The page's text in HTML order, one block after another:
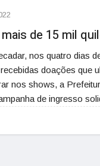
mais de 15 mil
nos quatro dias
doações que
nos shows, a
de ingresso